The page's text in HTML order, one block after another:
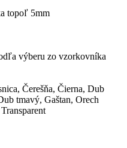
topoľ 5mm
výberu zo vzorkovníka
Čerešňa, Čierna, Dub
tmavý, Gaštan, Orech